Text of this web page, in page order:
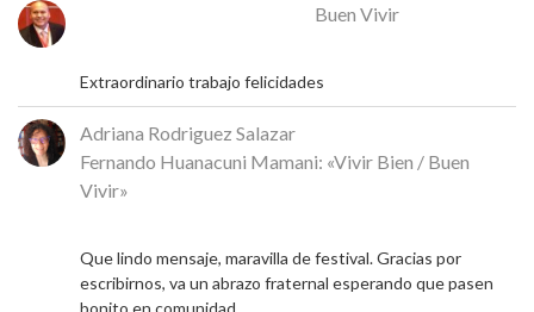
Buen Vivir
Extraordinario trabajo felicidades
Adriana Rodriguez Salazar
Fernando Huanacuni Mamani: «Vivir Bien / Buen
Vivir»
Que lindo mensaje, maravilla de festival. Gracias por
escribirnos, va un abrazo fraternal esperando que pasen
bonito en comunidad